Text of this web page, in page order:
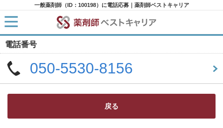
一般薬剤師（ID：100198）に電話応募｜薬剤師ベストキャリア
電話番号
050-5530-8156
戻る
HOME
求人検索
新着求人
求人ランキング
キャリアアドバイザー紹介
コラム